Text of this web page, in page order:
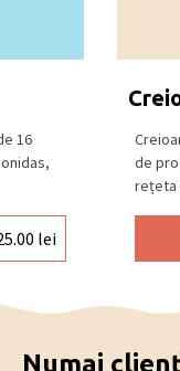
16
lei
de
rețeta
Numai